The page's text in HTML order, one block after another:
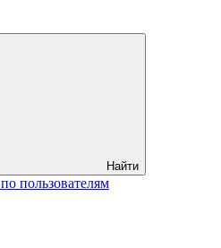
Найти
по пользователям